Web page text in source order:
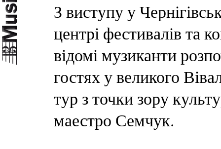
З виступу у
центрі фестивалів та
відомі музиканти
гостях у великого
тур з точки зору
маестро Семчук.